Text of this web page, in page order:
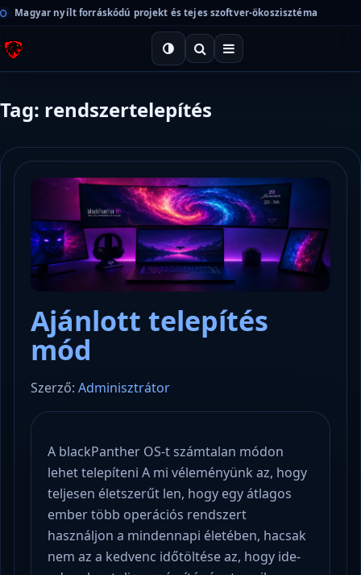
Magyar nyílt forráskódú projekt és tejes szoftver-ökoszisztéma
Tag: rendszertelepítés
Ajánlott telepítés
mód
Szerző: Adminisztrátor
A blackPanther OS-t számtalan módon
lehet telepíteni A mi véleményünk az, hogy
teljesen életszerűt len, hogy egy átlagos
ember több operációs rendszert
használjon a mindennapi életében, hacsak
nem az a kedvenc időtöltése az, hogy ide-